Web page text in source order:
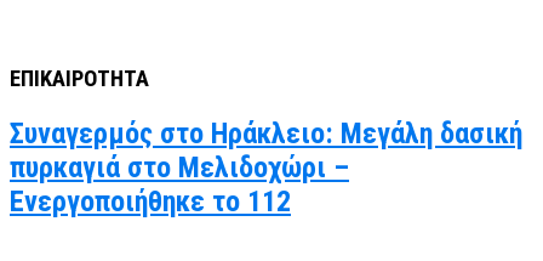
ΕΠΙΚΑΙΡΟΤΗΤΑ
Συναγερμός στο Ηράκλειο: Μεγάλη δασική
πυρκαγιά στο Μελιδοχώρι –
Ενεργοποιήθηκε το 112